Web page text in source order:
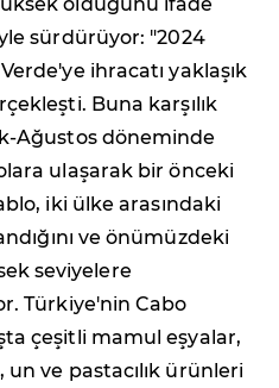
sürdürüyor: "2024
ihracatı yaklaşık
Buna karşılık
Ağustos döneminde
ulaşarak bir önceki
iki ülke arasındaki
ve önümüzdeki
seviyelere
Türkiye'nin Cabo
çeşitli mamul eşyalar,
ve pastacılık ürünleri